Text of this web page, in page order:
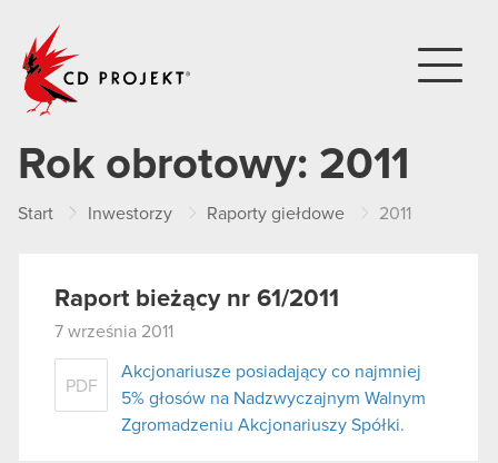
Rok obrotowy: 2011
Start Inwestorzy Raporty giełdowe 2011
Raport bieżący nr 61/2011
7 września 2011
PDF
Akcjonariusze posiadający co najmniej
5% głosów na Nadzwyczajnym Walnym
Zgromadzeniu Akcjonariuszy Spółki.